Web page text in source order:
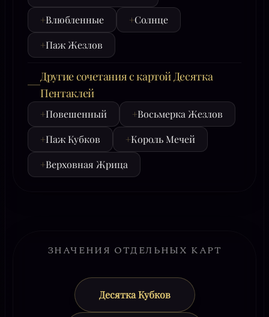
+Влюбленные +Солнце
+Паж Жезлов
Другие сочетания с картой Десятка
Пентаклей
+Повешенный +Восьмерка Жезлов
+Паж Кубков +Король Мечей
+Верховная Жрица
ЗНАЧЕНИЯ ОТДЕЛЬНЫХ КАРТ
Десятка Кубков